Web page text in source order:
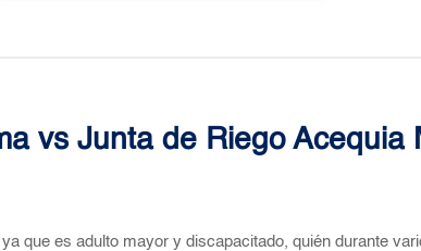
vs Junta de Riego Acequia
que es adulto mayor y discapacitado, quién durante